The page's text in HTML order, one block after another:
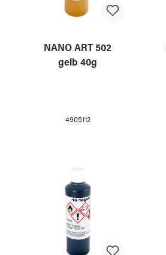
NANO ART 502
gelb 40g
4905112